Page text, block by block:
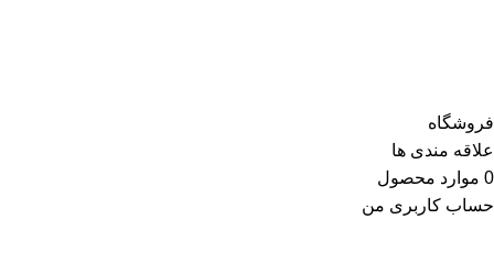
فروشگاه
علاقه مندی ها
0 موارد محصول
حساب کاربری من